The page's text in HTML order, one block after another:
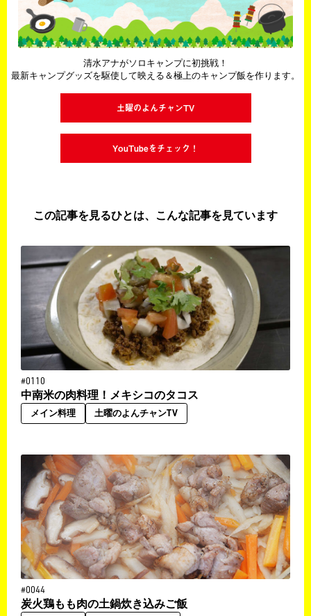
清水アナがソロキャンプに初挑戦！
最新キャンプグッズを駆使して映える＆極上のキャンプ飯を作ります。
土曜のよんチャンTV
YouTubeをチェック！
この記事を見るひとは、こんな記事を見ています
#0110
中南米の肉料理！メキシコのタコス
メイン料理 土曜のよんチャンTV
#0044
炭火鶏もも肉の土鍋炊き込みご飯